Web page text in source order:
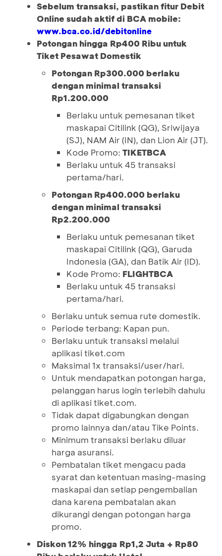
Sebelum transaksi, pastikan fitur Debit
Online sudah aktif di BCA mobile:
www.bca.co.id/debitonline
Potongan hingga Rp400 Ribu untuk
Tiket Pesawat Domestik
Potongan Rp300.000 berlaku
dengan minimal transaksi
Rp1.200.000
Berlaku untuk pemesanan tiket
maskapai Citilink (QG), Sriwijaya
(SJ), NAM Air (IN), dan Lion Air (JT).
Kode Promo: TIKETBCA
Berlaku untuk 45 transaksi
pertama/hari.
Potongan Rp400.000 berlaku
dengan minimal transaksi
Rp2.200.000
Berlaku untuk pemesanan tiket
maskapai Citilink (QG), Garuda
Indonesia (GA), dan Batik Air (ID).
Kode Promo: FLIGHTBCA
Berlaku untuk 45 transaksi
pertama/hari.
Berlaku untuk semua rute domestik.
Periode terbang: Kapan pun.
Berlaku untuk transaksi melalui
aplikasi tiket.com
Maksimal 1x transaksi/user/hari.
Untuk mendapatkan potongan harga,
pelanggan harus login terlebih dahulu
di aplikasi tiket.com.
Tidak dapat digabungkan dengan
promo lainnya dan/atau Tike Points.
Minimum transaksi berlaku diluar
harga asuransi.
Pembatalan tiket mengacu pada
syarat dan ketentuan masing-masing
maskapai dan setiap pengembalian
dana karena pembatalan akan
dikurangi dengan potongan harga
promo.
Diskon 12% hingga Rp1,2 Juta + Rp80